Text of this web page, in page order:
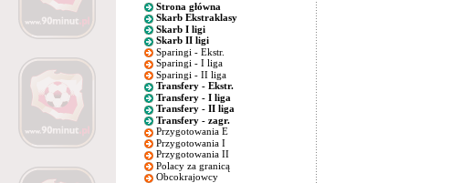
Strona główna
Skarb Ekstraklasy
Skarb I ligi
Skarb II ligi
Sparingi - Ekstr.
Sparingi - I liga
Sparingi - II liga
Transfery - Ekstr.
Transfery - I liga
Transfery - II liga
Transfery - zagr.
Przygotowania E
Przygotowania I
Przygotowania II
Polacy za granicą
Obcokrajowcy